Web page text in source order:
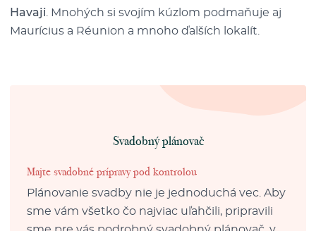
Havaji . Mnohých si svojím kúzlom podmaňuje aj
Maurícius a Réunion a mnoho ďalších lokalít.
Svadobný plánovač
Majte svadobné prípravy pod kontrolou
Plánovanie svadby nie je jednoduchá vec. Aby
sme vám všetko čo najviac uľahčili, pripravili